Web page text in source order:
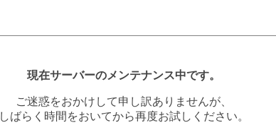
現在サーバーのメンテナンス中です。
ご迷惑をおかけして申し訳ありませんが、
しばらく時間をおいてから再度お試しください。